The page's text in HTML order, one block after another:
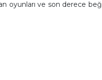
oyunları ve son derece